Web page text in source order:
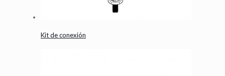
Kit de conexión